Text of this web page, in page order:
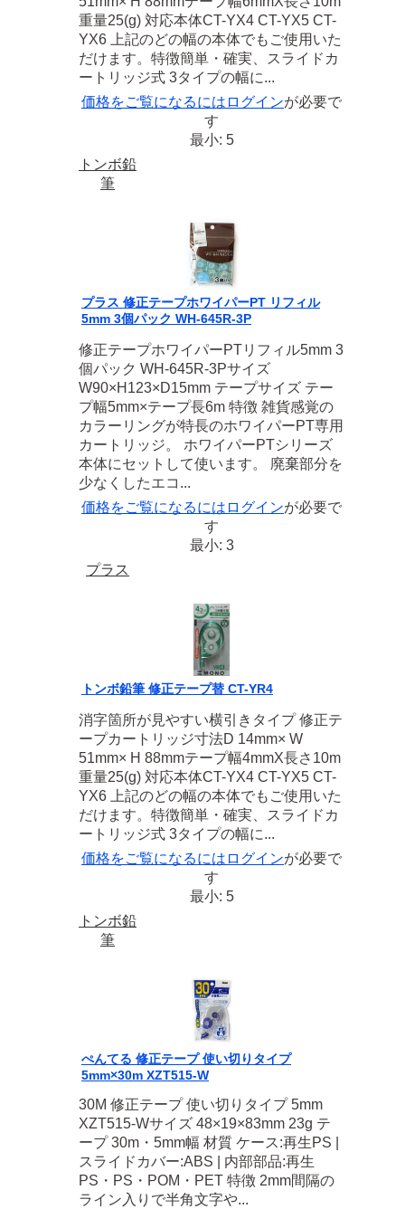
重量25(g) 対応本体CT-YX4 CT-YX5 CT-
YX6 上記のどの幅の本体でもご使用いた
だけます。特徴簡単・確実、スライドカ
ートリッジ式 3タイプの幅に...
価格をご覧になるには ログインが必要で
す
最小: 5
トンボ鉛
筆
プラス 修正テープホワイパーPT リフィル
5mm 3個パック WH-645R-3P
修正テープホワイパーPTリフィル5mm 3
個パック WH-645R-3Pサイズ
W90×H123×D15mm テープサイズ テー
プ幅5mm×テープ長6m 特徴 雑貨感覚の
カラーリングが特長のホワイパーPT専用
カートリッジ。 ホワイパーPTシリーズ
本体にセットして使います。 廃棄部分を
少なくしたエコ...
価格をご覧になるには ログインが必要で
す
最小: 3
プラス
トンボ鉛筆 修正テープ替 CT-YR4
消字箇所が見やすい横引きタイプ 修正テ
ープカートリッジ寸法D 14mm× W
51mm× H 88mmテープ幅4mmX長さ10m
重量25(g) 対応本体CT-YX4 CT-YX5 CT-
YX6 上記のどの幅の本体でもご使用いた
だけます。特徴簡単・確実、スライドカ
ートリッジ式 3タイプの幅に...
価格をご覧になるには ログインが必要で
す
最小: 5
トンボ鉛
筆
ぺんてる 修正テープ 使い切りタイプ
5mm×30m XZT515-W
30M 修正テープ 使い切りタイプ 5mm
XZT515-Wサイズ 48×19×83mm 23g テ
ープ 30m・5mm幅 材質 ケース:再生PS |
スライドカバー:ABS | 内部部品:再生
PS・PS・POM・PET 特徴 2mm間隔の
ライン入りで半角文字や...